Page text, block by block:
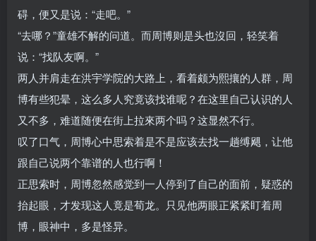
碍，便又是说：“走吧。”
“去哪？”童雄不解的问道。而周博则是头也沒回，轻笑着
说：“找队友啊。”
两人并肩走在洪宇学院的大路上，看着颇为熙攘的人群，周
博有些犯晕，这么多人究竟该找谁呢？在这里自己认识的人
又不多，难道随便在街上拉來两个吗？这显然不行。
叹了口气，周博心中思索着是不是应该去找一趟缚飓，让他
跟自己说两个靠谱的人也行啊！
正思索时，周博忽然感觉到一人停到了自己的面前，疑惑的
抬起眼，才发现这人竟是荀龙。只见他两眼正紧紧盯着周
博，眼神中，多是怪异。